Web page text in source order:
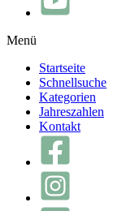
Menü
Startseite
Schnellsuche
Kategorien
Jahreszahlen
Kontakt